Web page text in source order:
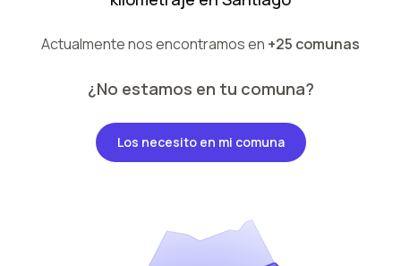
Actualmente nos encontramos en +25 comunas
¿No estamos en tu comuna?
Los necesito en mi comuna